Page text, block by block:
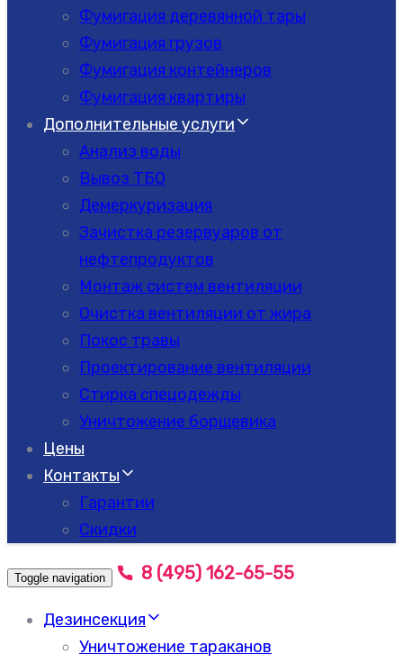
Фумигация деревянной тары
Фумигация грузов
Фумигация контейнеров
Фумигация квартиры
Дополнительные услуги
Анализ воды
Вывоз ТБО
Демеркуризация
Зачистка резервуаров от
нефтепродуктов
Монтаж систем вентиляции
Очистка вентиляции от жира
Покос травы
Проектирование вентиляции
Стирка спецодежды
Уничтожение борщевика
Цены
Контакты
Гарантии
Скидки
Toggle navigation 8 (495) 162-65-55
Дезинсекция
Уничтожение тараканов